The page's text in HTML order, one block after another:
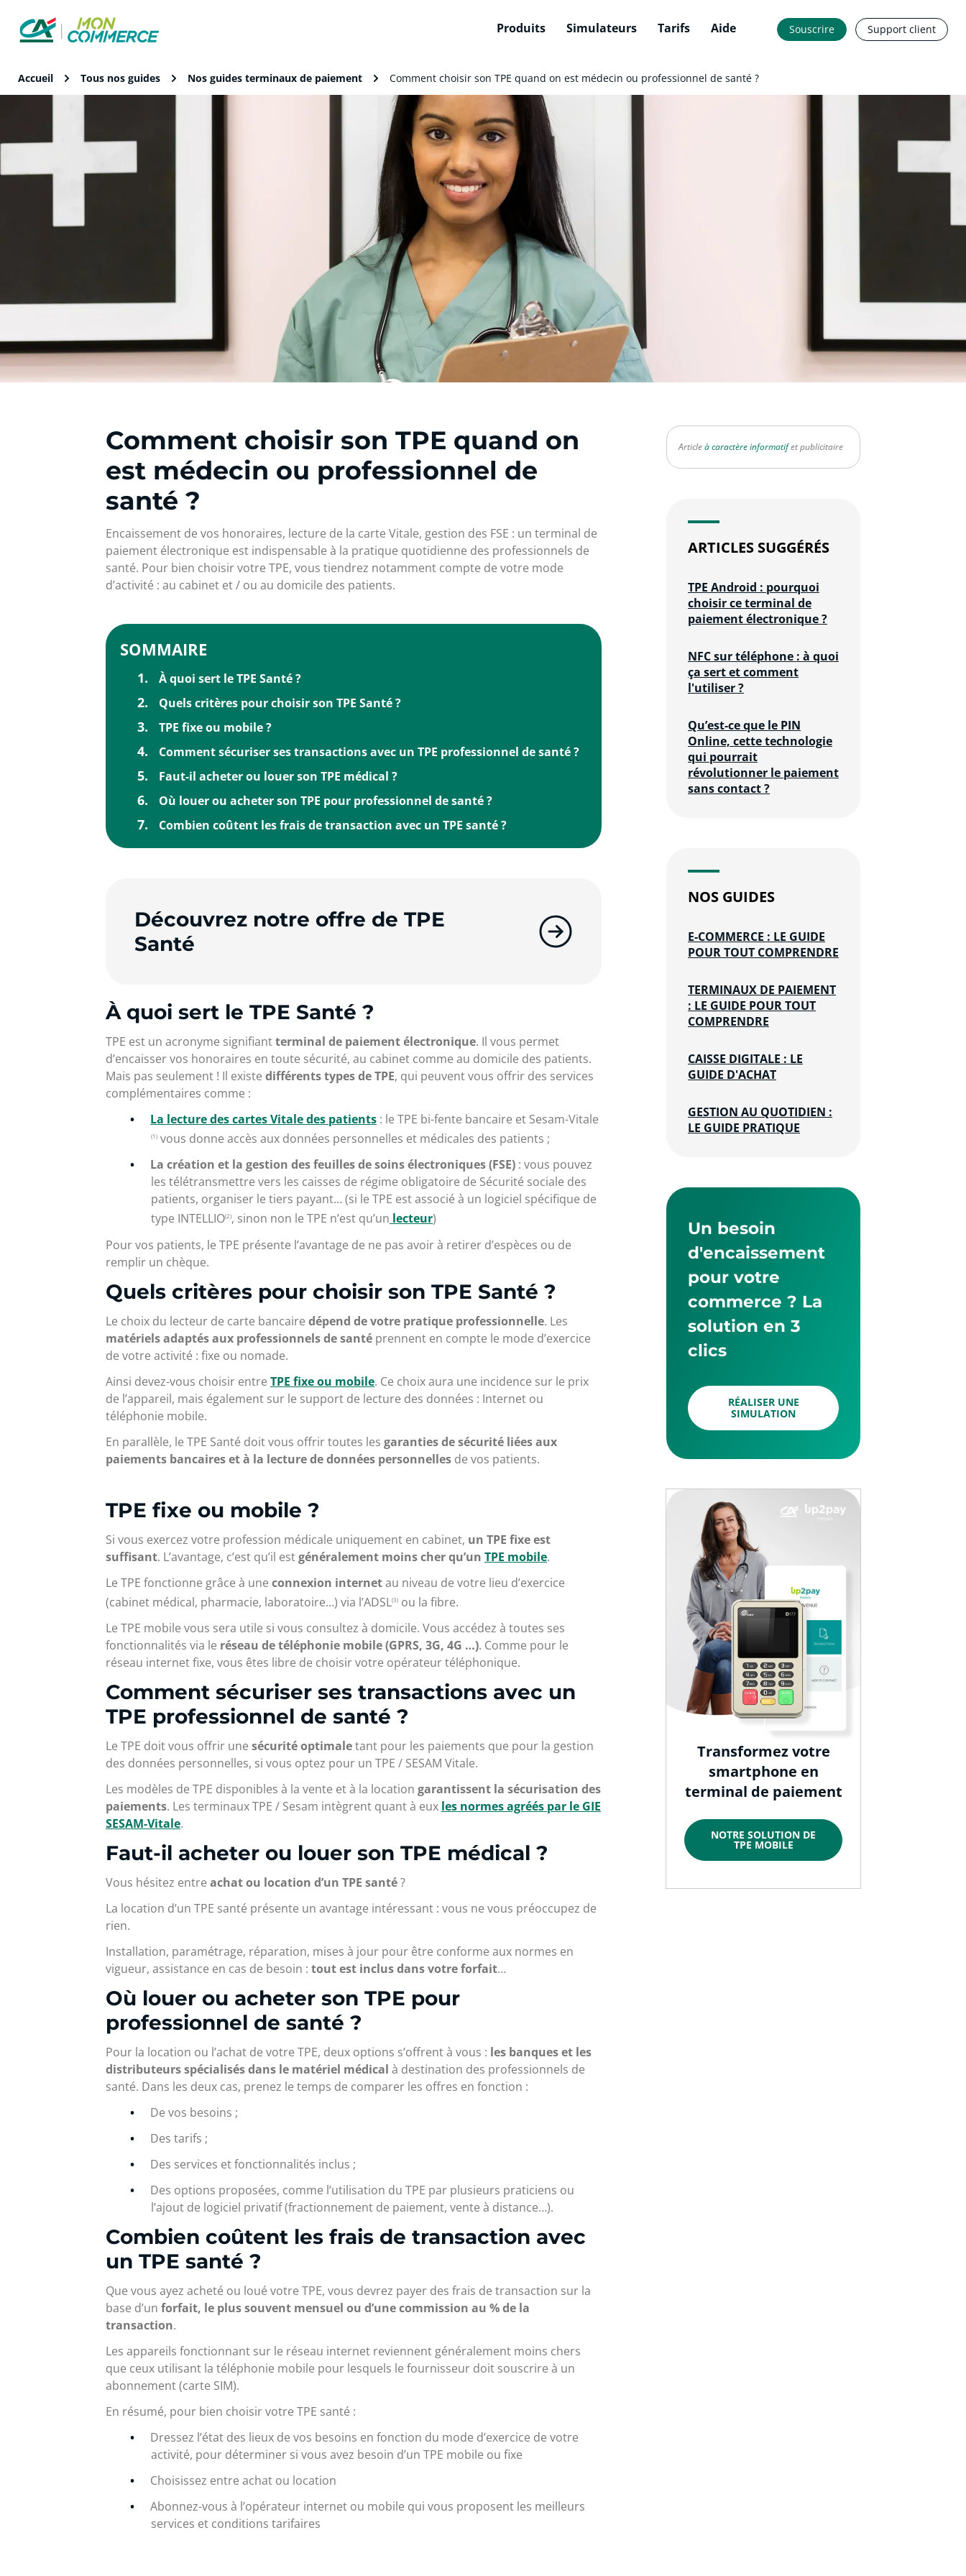
Produits Simulateurs Tarifs Aide Souscrire Support client
Accueil Tous nos guides Nos guides terminaux de paiement Comment choisir son TPE quand on est médecin ou professionnel de santé ?
Comment choisir son TPE quand on
est médecin ou professionnel de
santé ?
Encaissement de vos honoraires, lecture de la carte Vitale, gestion des FSE : un terminal de
paiement électronique est indispensable à la pratique quotidienne des professionnels de
santé. Pour bien choisir votre TPE, vous tiendrez notamment compte de votre mode
d’activité : au cabinet et / ou au domicile des patients.
SOMMAIRE
À quoi sert le TPE Santé ?
Quels critères pour choisir son TPE Santé ?
TPE fixe ou mobile ?
Comment sécuriser ses transactions avec un TPE professionnel de santé ?
Faut-il acheter ou louer son TPE médical ?
Où louer ou acheter son TPE pour professionnel de santé ?
Combien coûtent les frais de transaction avec un TPE santé ?
Découvrez notre offre de TPE
Santé
À quoi sert le TPE Santé ?
TPE est un acronyme signifiantterminal de paiement électronique. Il vous permet
d’encaisser vos honoraires en toute sécurité, au cabinet comme au domicile des patients.
Mais pas seulement ! Il existe différents types de TPE, qui peuvent vous offrir des services
complémentaires comme :
La lecture des cartes Vitale des patients : le TPE bi-fente bancaire et Sesam-Vitale
(1) vous donne accès aux données personnelles et médicales des patients ;
La création et la gestion des feuilles de soins électroniques (FSE) : vous pouvez
les télétransmettre vers les caisses de régime obligatoire de Sécurité sociale des
patients, organiser le tiers payant… (si le TPE est associé à un logiciel spécifique de
type INTELLIO(2), sinon non le TPE n’est qu’un lecteur)
Pour vos patients, le TPE présente l’avantage de ne pas avoir à retirer d’espèces ou de
remplir un chèque.
Quels critères pour choisir son TPE Santé ?
Le choix du lecteur de carte bancaire dépend de votre pratique professionnelle. Les
matériels adaptés aux professionnels de santé prennent en compte le mode d’exercice
de votre activité : fixe ou nomade.
Ainsi devez-vous choisir entre TPE fixe ou mobile. Ce choix aura une incidence sur le prix
de l’appareil, mais également sur le support de lecture des données : Internet ou
téléphonie mobile.
En parallèle, le TPE Santé doit vous offrir toutes les garanties de sécurité liées aux
paiements bancaires et à la lecture de données personnelles de vos patients.
TPE fixe ou mobile ?
Si vous exercez votre profession médicale uniquement en cabinet, un TPE fixe est
suffisant. L’avantage, c’est qu’il estgénéralement moins cher qu’un TPE mobile.
Le TPE fonctionne grâce à une connexion internetau niveau de votre lieu d’exercice
(cabinet médical, pharmacie, laboratoire…) via l’ADSL(3) ou la fibre.
Le TPE mobile vous sera utile si vous consultez à domicile. Vous accédez à toutes ses
fonctionnalités via le réseau de téléphonie mobile (GPRS, 3G, 4G …). Comme pour le
réseau internet fixe, vous êtes libre de choisir votre opérateur téléphonique.
Comment sécuriser ses transactions avec un
TPE professionnel de santé ?
Le TPE doit vous offrir une sécurité optimaletant pour les paiements que pour la gestion
des données personnelles, si vous optez pour un TPE / SESAM Vitale.
Les modèles de TPE disponibles à la vente et à la location garantissent la sécurisation des
paiements. Les terminaux TPE / Sesam intègrent quant à eux les normes agréés par le GIE
SESAM-Vitale.
Faut-il acheter ou louer son TPE médical ?
Vous hésitez entre achat ou location d’un TPE santé?
La location d’un TPE santé présente un avantage intéressant : vous ne vous préoccupez de
rien.
Installation, paramétrage, réparation, mises à jour pour être conforme aux normes en
vigueur, assistance en cas de besoin : tout est inclus dans votre forfait…
Où louer ou acheter son TPE pour
professionnel de santé ?
Pour la location ou l’achat de votre TPE, deux options s’offrent à vous : les banques et les
distributeurs spécialisés dans le matériel médical à destination des professionnels de
santé. Dans les deux cas, prenez le temps de comparer les offres en fonction :
De vos besoins ;
Des tarifs ;
Des services et fonctionnalités inclus ;
Des options proposées, comme l’utilisation du TPE par plusieurs praticiens ou
l’ajout de logiciel privatif (fractionnement de paiement, vente à distance…).
Combien coûtent les frais de transaction avec
un TPE santé ?
Que vous ayez acheté ou loué votre TPE, vous devrez payer des frais de transaction sur la
base d’un forfait, le plus souvent mensuel ou d’une commission au % de la
transaction.
Les appareils fonctionnant sur le réseau internet reviennent généralement moins chers
que ceux utilisant la téléphonie mobile pour lesquels le fournisseur doit souscrire à un
abonnement (carte SIM).
En résumé, pour bien choisir votre TPE santé :
Dressez l’état des lieux de vos besoins en fonction du mode d’exercice de votre
activité, pour déterminer si vous avez besoin d’un TPE mobile ou fixe
Choisissez entre achat ou location
Abonnez-vous à l’opérateur internet ou mobile qui vous proposent les meilleurs
services et conditions tarifaires
Articleà caractère informatifet publicitaire
ARTICLES SUGGÉRÉS
TPE Android : pourquoi
choisir ce terminal de
paiement électronique ?
NFC sur téléphone : à quoi
ça sert et comment
l'utiliser ?
Qu’est-ce que le PIN
Online, cette technologie
qui pourrait
révolutionner le paiement
sans contact ?
NOS GUIDES
E-COMMERCE : LE GUIDE
POUR TOUT COMPRENDRE
TERMINAUX DE PAIEMENT
: LE GUIDE POUR TOUT
COMPRENDRE
CAISSE DIGITALE : LE
GUIDE D'ACHAT
GESTION AU QUOTIDIEN :
LE GUIDE PRATIQUE
Un besoin
d'encaissement
pour votre
commerce ? La
solution en 3
clics
RÉALISER UNE
SIMULATION
Transformez votre
smartphone en
terminal de paiement
NOTRE SOLUTION DE
TPE MOBILE